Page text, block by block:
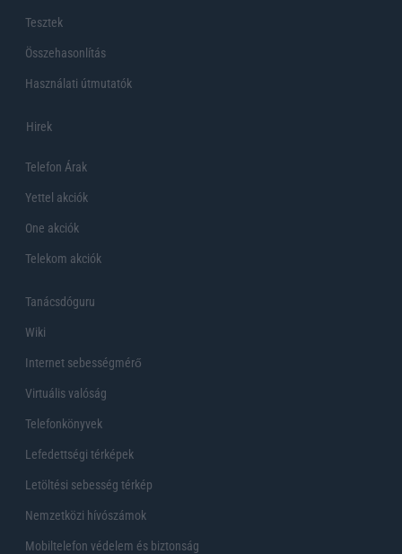
Tesztek
Összehasonlítás
Használati útmutatók
Hirek
Telefon Árak
Yettel akciók
One akciók
Telekom akciók
Tanácsdóguru
Wiki
Internet sebességmérő
Virtuális valóság
Telefonkönyvek
Lefedettségi térképek
Letöltési sebesség térkép
Nemzetközi hívószámok
Mobiltelefon védelem és biztonság